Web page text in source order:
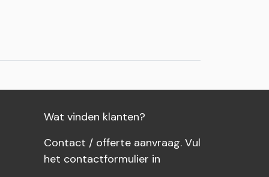
Wat vinden klanten?
Contact / offerte aanvraag. Vul
het contactformulier in